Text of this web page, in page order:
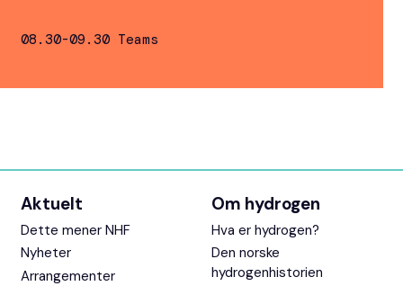
08.30-09.30 Teams
Aktuelt
Dette mener NHF
Nyheter
Arrangementer
Om hydrogen
Hva er hydrogen?
Den norske
hydrogenhistorien